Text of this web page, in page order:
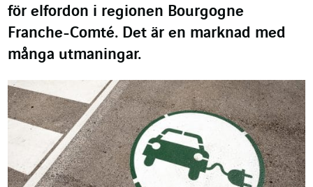
för elfordon i regionen Bourgogne
Franche-Comté. Det är en marknad med
många utmaningar.